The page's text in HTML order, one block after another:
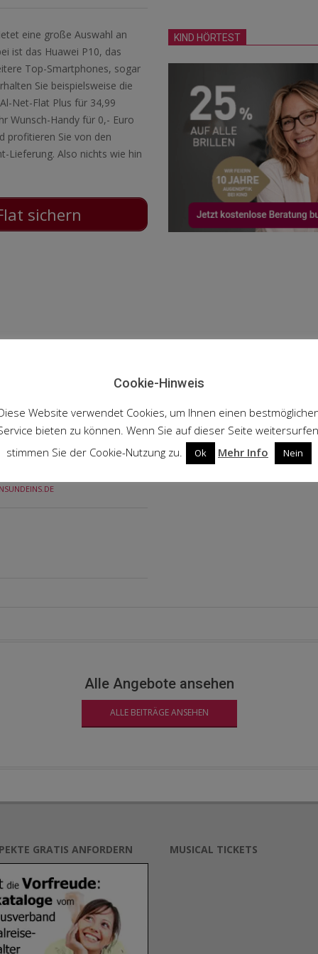
eine große Auswahl an
ist das Huawei P10, das
Top-Smartphones, sogar
Sie beispielsweise die
Net-Flat Plus für 34,99
Wunsch-Handy für 0,- Euro
profitieren Sie von den
Lieferung. Also nichts wie hin
sichern
KIND HÖRTEST
Alle Angebote ansehen
ALLE BEITRÄGE ANSEHEN
GRATIS ANFORDERN MUSICAL TICKETS
Cookie-Hinweis
Website verwendet Cookies, um Ihnen einen
bieten zu können. Wenn Sie auf dieser Seite
stimmen Sie der Cookie-Nutzung zu.
Ok Mehr Info Nein